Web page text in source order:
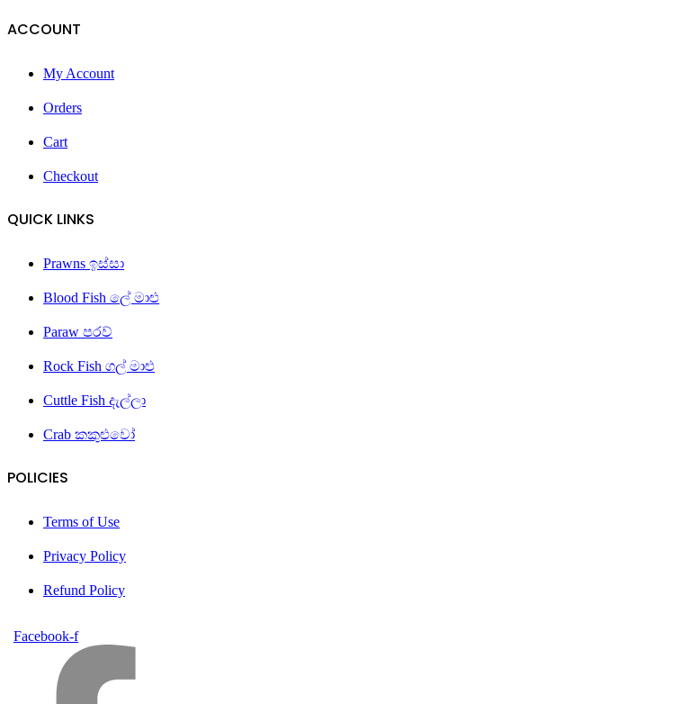
ACCOUNT
My Account
Orders
Cart
Checkout
QUICK LINKS
Prawns ඉස්සා
Blood Fish ලේ මාළු
Paraw පරව්
Rock Fish ගල් මාළු
Cuttle Fish දැල්ලා
Crab කකුළුවෝ
POLICIES
Terms of Use
Privacy Policy
Refund Policy
Facebook-f